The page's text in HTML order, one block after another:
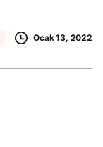
Ocak 13, 2022